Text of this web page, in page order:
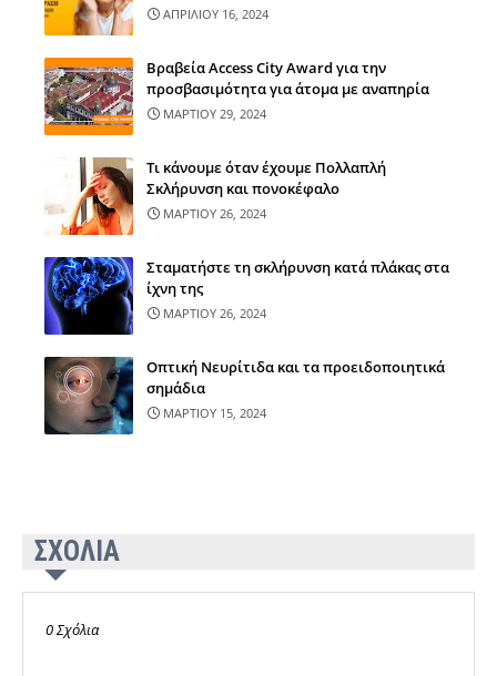
ΑΠΡΙΛΙΟΥ 16, 2024
Βραβεία Access City Award για την
προσβασιμότητα για άτομα με αναπηρία
ΜΑΡΤΙΟΥ 29, 2024
Τι κάνουμε όταν έχουμε Πολλαπλή
Σκλήρυνση και πονοκέφαλο
ΜΑΡΤΙΟΥ 26, 2024
Σταματήστε τη σκλήρυνση κατά πλάκας στα
ίχνη της
ΜΑΡΤΙΟΥ 26, 2024
Οπτική Νευρίτιδα και τα προειδοποιητικά
σημάδια
ΜΑΡΤΙΟΥ 15, 2024
ΣΧΟΛΙΑ
0 Σχόλια